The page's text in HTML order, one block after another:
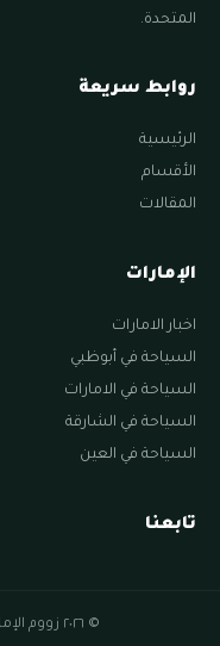
المتحدة.
روابط سريعة
الرئيسية
الأقسام
المقالات
الإمارات
اخبار الامارات
السياحة في أبوظبي
السياحة في الامارات
السياحة في الشارقة
السياحة في العين
تابعنا
© ٢٠٢٦ زووم الإمارات — جميع الحقوق محفوظة.